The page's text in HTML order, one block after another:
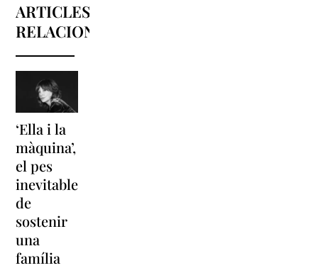
ARTICLES
RELACIONATS
‘Ella i la
màquina’,
el pes
inevitable
de
sostenir
una
família